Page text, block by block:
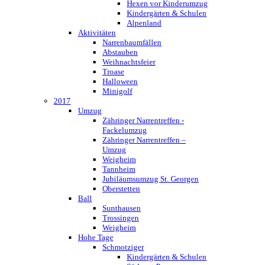
Hexen vor Kinderumzug
Kindergärten & Schulen
Alpenland
Aktivitäten
Narrenbaumfällen
Abstauben
Weihnachtsfeier
Troase
Halloween
Minigolf
2017
Umzug
Zähringer Narrentreffen -
Fackelumzug
Zähringer Narrentreffen –
Umzug
Weigheim
Tannheim
Jubiläumsumzug St. Georgen
Oberstetten
Ball
Sunthausen
Trossingen
Weigheim
Hohe Tage
Schmotziger
Kindergärten & Schulen